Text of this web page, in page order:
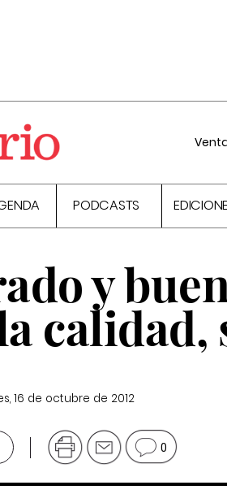
PODCASTS
y
calidad,
16 de octubre de 2012
0